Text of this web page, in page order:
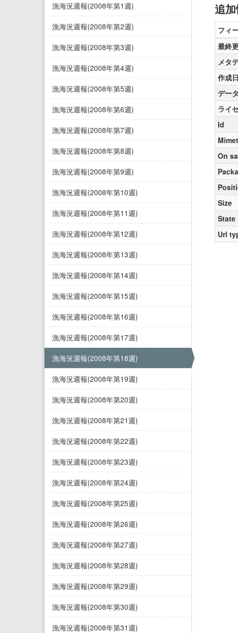
漁海況週報(2008年第1週)
漁海況週報(2008年第2週)
漁海況週報(2008年第3週)
漁海況週報(2008年第4週)
漁海況週報(2008年第5週)
漁海況週報(2008年第6週)
漁海況週報(2008年第7週)
漁海況週報(2008年第8週)
漁海況週報(2008年第9週)
漁海況週報(2008年第10週)
漁海況週報(2008年第11週)
漁海況週報(2008年第12週)
漁海況週報(2008年第13週)
漁海況週報(2008年第14週)
漁海況週報(2008年第15週)
漁海況週報(2008年第16週)
漁海況週報(2008年第17週)
漁海況週報(2008年第18週)
漁海況週報(2008年第19週)
漁海況週報(2008年第20週)
漁海況週報(2008年第21週)
漁海況週報(2008年第22週)
漁海況週報(2008年第23週)
漁海況週報(2008年第24週)
漁海況週報(2008年第25週)
漁海況週報(2008年第26週)
漁海況週報(2008年第27週)
漁海況週報(2008年第28週)
漁海況週報(2008年第29週)
漁海況週報(2008年第30週)
漁海況週報(2008年第31週)
追
フィ
最終
メタ
作成日
デー
ライ
Id
On
Size
State
Url